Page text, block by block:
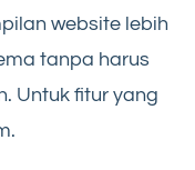
website lebih
tanpa harus
Untuk fitur yang